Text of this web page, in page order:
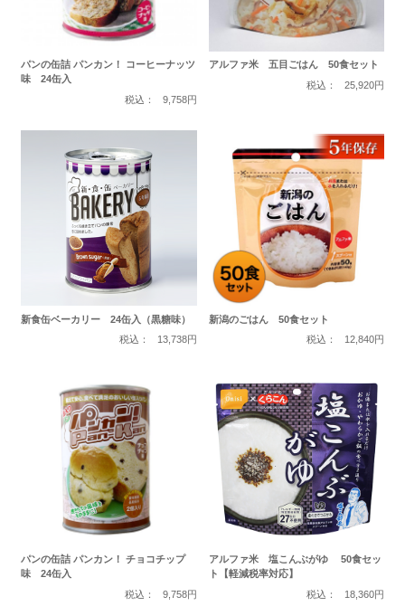
パンの缶詰 パンカン！ コーヒーナッツ
味 24缶入
税込：
9,758円
アルファ米 五目ごはん 50食セット
税込：
25,920円
新食缶ベーカリー 24缶入（黒糖味）
税込：
13,738円
新潟のごはん 50食セット
税込：
12,840円
パンの缶詰 パンカン！ チョコチップ
味 24缶入
税込：
9,758円
アルファ米 塩こんぶがゆ 50食セッ
ト【軽減税率対応】
税込：
18,360円